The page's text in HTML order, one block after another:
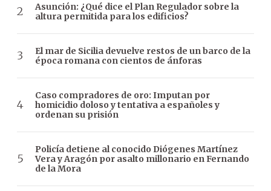
Asunción: ¿Qué dice el Plan Regulador sobre la
altura permitida para los edificios?
El mar de Sicilia devuelve restos de un barco de la
época romana con cientos de ánforas
Caso compradores de oro: Imputan por
homicidio doloso y tentativa a españoles y
ordenan su prisión
Policía detiene al conocido Diógenes Martínez
Vera y Aragón por asalto millonario en Fernando
de la Mora